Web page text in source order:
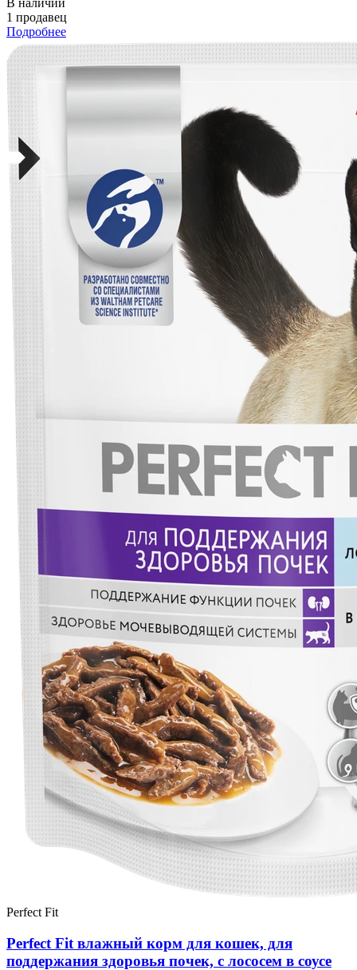
1 продавец
Подробнее
Perfect Fit
Perfect Fit влажный корм для кошек, для
поддержания здоровья почек, с лососем в соусе